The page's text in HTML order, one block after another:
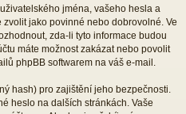
jména, vašeho hesla a
jako povinné nebo dobrovolné. Ve
zda-li tyto informace budou
máte možnost zakázat nebo povolit
phpBB softwarem na váš e-mail.
hash) pro zajištění jeho bezpečnosti.
heslo na dalších stránkách. Vaše